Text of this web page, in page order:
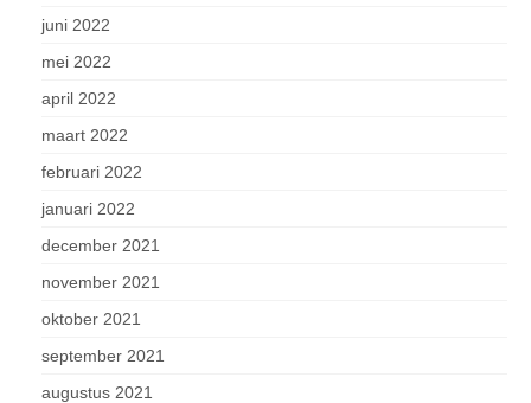
juni 2022
mei 2022
april 2022
maart 2022
februari 2022
januari 2022
december 2021
november 2021
oktober 2021
september 2021
augustus 2021